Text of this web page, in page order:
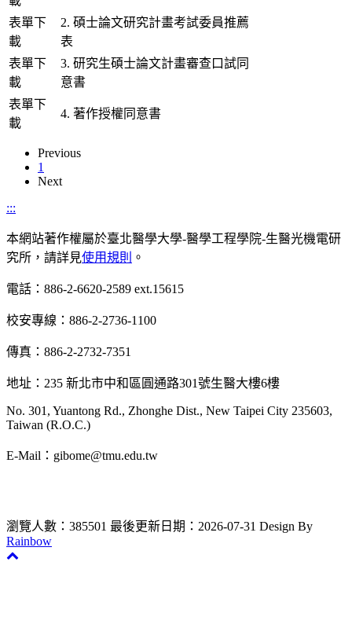
表單下
載
2. 碩士論文研究計畫考試委員推薦
表
表單下
載
3. 研究生碩士論文計畫審查口試同
意書
表單下
載
4. 著作授權同意書
Previous
1
Next
:::
本網站著作權屬於臺北醫學大學-醫學工程學院-生醫光機電研
究所，請詳見使用規則 。
電話：886-2-6620-2589 ext.15615
校安專線：886-2-2736-1100
傳真：886-2-2732-7351
地址：235 新北市中和區圓通路301號生醫大樓6樓
No. 301, Yuantong Rd., Zhonghe Dist., New Taipei City 235603,
Taiwan (R.O.C.)
E-Mail：gibome@tmu.edu.tw
瀏覽人數：385501 最後更新日期：2026-07-31 Design By
Rainbow